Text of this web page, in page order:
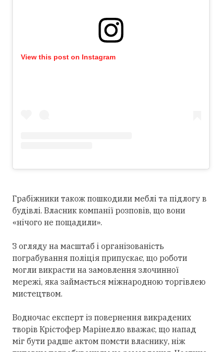
View this post on Instagram
Грабіжники також пошкодили меблі та підлогу в
будівлі. Власник компанії розповів, що вони
«нічого не пощадили».
З огляду на масштаб і організованість
пограбування поліція припускає, що роботи
могли викрасти на замовлення злочинної
мережі, яка займається міжнародною торгівлею
мистецтвом.
Водночас експерт із повернення викрадених
творів Крістофер Марінелло вважає, що напад
міг бути радше актом помсти власнику, ніж